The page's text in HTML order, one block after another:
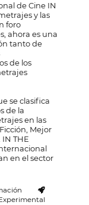
de Cine IN
y las
foro
ahora es una
tanto de
de los
se clasifica
de la
en las
Mejor
THE
en el sector